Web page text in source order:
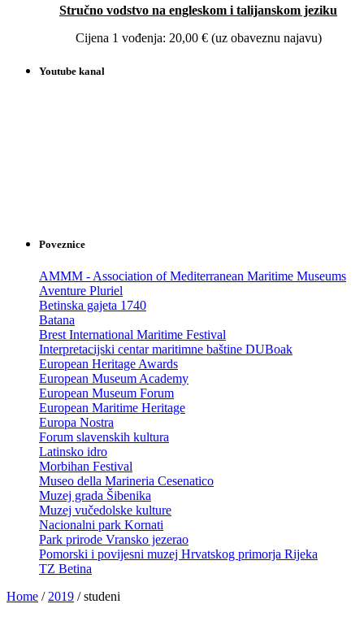
Stručno vodstvo na engleskom i talijanskom jeziku
Cijena 1 vođenja: 20,00 € (uz obaveznu najavu)
Youtube kanal
Poveznice
AMMM - Association of Mediterranean Maritime Museums
Aventure Pluriel
Betinska gajeta 1740
Batana
Brest International Maritime Festival
Interpretacijski centar maritimne baštine DUBoak
European Heritage Awards
European Museum Academy
European Museum Forum
European Maritime Heritage
Europa Nostra
Forum slavenskih kultura
Latinsko idro
Morbihan Festival
Museo della Marineria Cesenatico
Muzej grada Šibenika
Muzej vučedolske kulture
Nacionalni park Kornati
Park prirode Vransko jezerao
Pomorski i povijesni muzej Hrvatskog primorja Rijeka
TZ Betina
Home / 2019 /studeni